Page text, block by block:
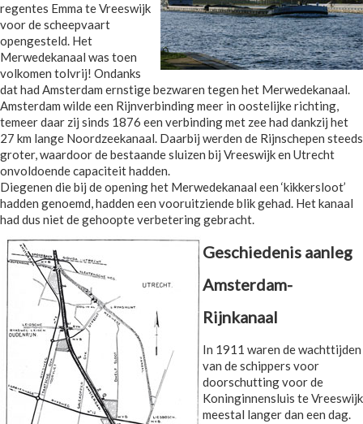
regentes Emma te Vreeswijk
voor de scheepvaart
opengesteld. Het
Merwedekanaal was toen
volkomen tolvrij! Ondanks
dat had Amsterdam ernstige bezwaren tegen het Merwedekanaal.
Amsterdam wilde een Rijnverbinding meer in oostelijke richting,
temeer daar zij sinds 1876 een verbinding met zee had dankzij het
27 km lange Noordzeekanaal. Daarbij werden de Rijnschepen steeds
groter, waardoor de bestaande sluizen bij Vreeswijk en Utrecht
onvoldoende capaciteit hadden.
Diegenen die bij de opening het Merwedekanaal een ‘kikkersloot’
hadden genoemd, hadden een vooruitziende blik gehad. Het kanaal
had dus niet de gehoopte verbetering gebracht.
Geschiedenis aanleg
Amsterdam-
Rijnkanaal
In 1911 waren de wachttijden
van de schippers voor
doorschutting voor de
Koninginnensluis te Vreeswijk
meestal langer dan een dag.